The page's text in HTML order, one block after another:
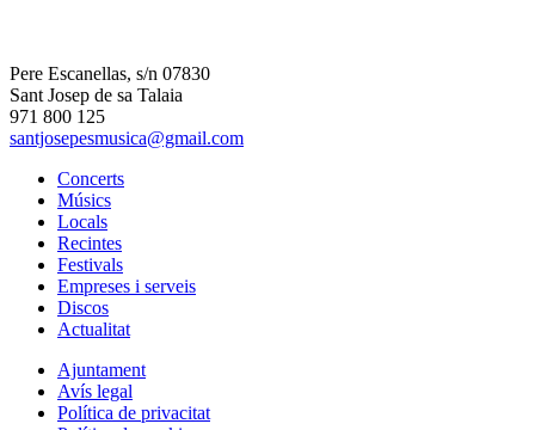
Pere Escanellas, s/n 07830
Sant Josep de sa Talaia
971 800 125
santjosepesmusica@gmail.com
Concerts
Músics
Locals
Recintes
Festivals
Empreses i serveis
Discos
Actualitat
Ajuntament
Avís legal
Política de privacitat